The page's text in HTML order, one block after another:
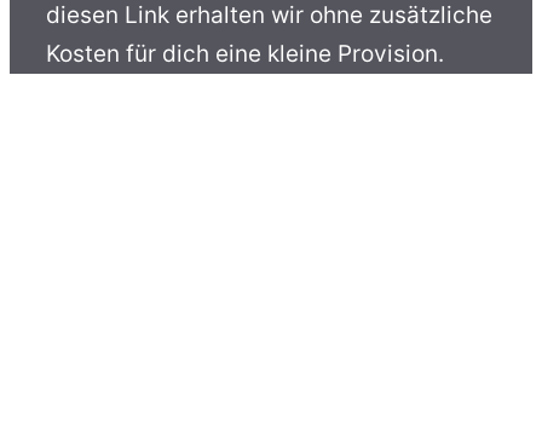
diesen Link erhalten wir ohne zusätzliche
Kosten für dich eine kleine Provision.